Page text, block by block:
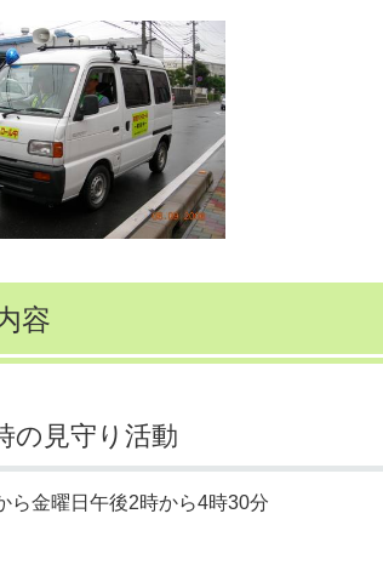
容
の見守り活動
ら金曜日午後2時から4時30分